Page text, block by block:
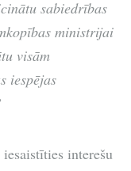
sabiedrības
ministrijai
visām
iespējas
interešu